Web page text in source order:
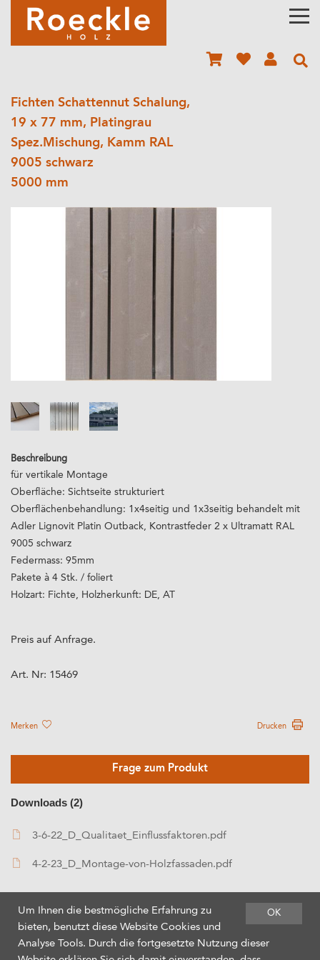
Fichten Schattennut Schalung,
19 x 77 mm, Platingrau
Spez.Mischung, Kamm RAL
9005 schwarz
5000 mm
Beschreibung
für vertikale Montage
Oberfläche: Sichtseite strukturiert
Oberflächenbehandlung: 1x4seitig und 1x3seitig behandelt mit
Adler Lignovit Platin Outback, Kontrastfeder 2 x Ultramatt RAL
9005 schwarz
Federmass: 95mm
Pakete à 4 Stk. / foliert
Holzart: Fichte, Holzherkunft: DE, AT
Preis auf Anfrage.
Art. Nr: 15469
Merken Drucken
Frage zum Produkt
Downloads (2)
3-6-22_D_Qualitaet_Einflussfaktoren.pdf
4-2-23_D_Montage-von-Holzfassaden.pdf
OK
Um Ihnen die bestmögliche Erfahrung zu
bieten, benutzt diese Website Cookies und
Analyse Tools. Durch die fortgesetzte Nutzung dieser